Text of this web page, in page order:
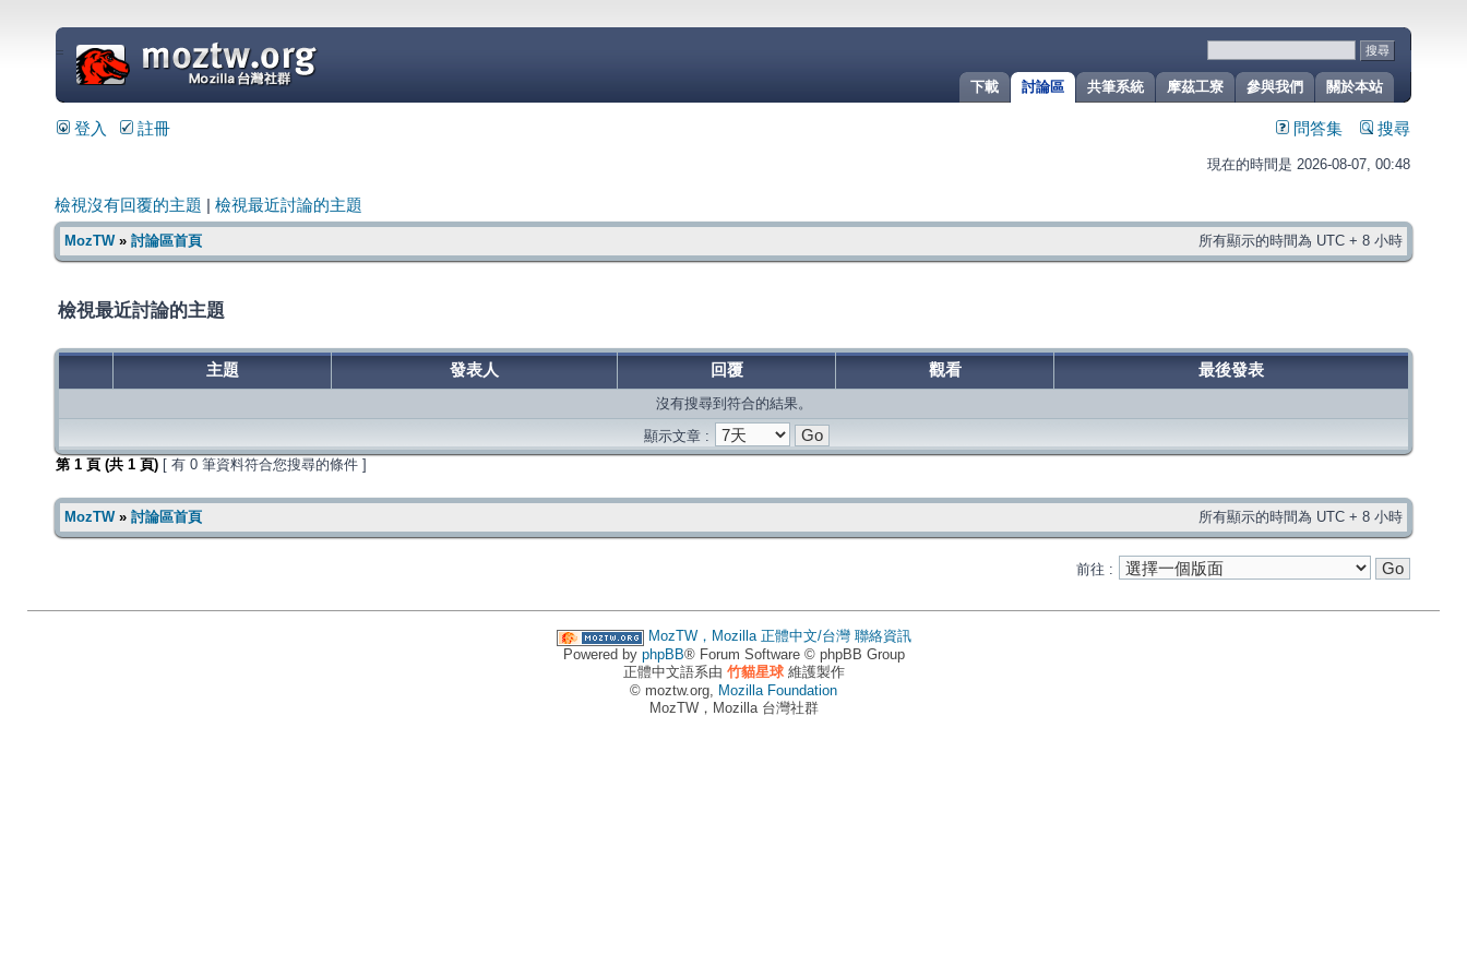
關於本站
參與我們
摩茲工寮
共筆系統
討論區
下載
=
登入 註冊 問答集 搜尋
現在的時間是 2026-08-07, 00:48
檢視沒有回覆的主題 檢視最近討論的主題
MozTW» 討論區首頁 所有顯示的時間為 UTC + 8 小時
檢視最近討論的主題
主題 發表人 回覆 觀看 最後發表
沒有搜尋到符合的結果。
顯示文章 :
第 1 頁 (共 1 頁) [ 有 0 筆資料符合您搜尋的條件 ]
MozTW» 討論區首頁 所有顯示的時間為 UTC + 8 小時
前往 :
MozTW，Mozilla 正體中文/台灣 聯絡資訊
Powered by phpBB® Forum Software © phpBB Group
正體中文語系由 竹貓星球維護製作
© moztw.org, Mozilla Foundation
MozTW，Mozilla 台灣社群